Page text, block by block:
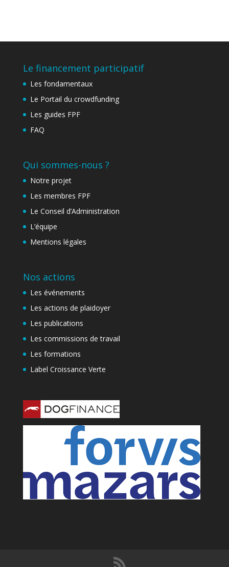
Le financement participatif
Les fondamentaux
Le Portail du crowdfunding
Les guides FPF
FAQ
Qui sommes-nous ?
Notre projet
Les membres FPF
Le Conseil d’Administration
L’équipe
Mentions légales
Nos actions
Les événements
Les actions de plaidoyer
Les publications
Les commissions de travail
Les formations
Label Croissance Verte